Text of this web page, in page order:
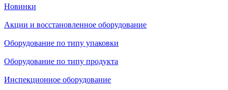
Новинки
Акции и восстановленное оборудование
Оборудование по типу упаковки
Оборудование по типу продукта
Инспекционное оборудование